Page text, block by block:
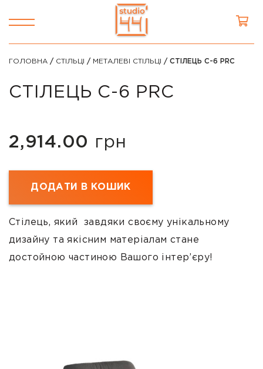
ГОЛОВНА / СТІЛЬЦІ / МЕТАЛЕВІ СТІЛЬЦІ / СТІЛЕЦЬ С-6 PRC
СТІЛЕЦЬ С-6 PRC
2,914.00 грн
Стілець, який завдяки своєму унікальному
дизайну та якісним матеріалам стане
достойною частиною Вашого інтер’єру!
ДОДАТИ В КОШИК